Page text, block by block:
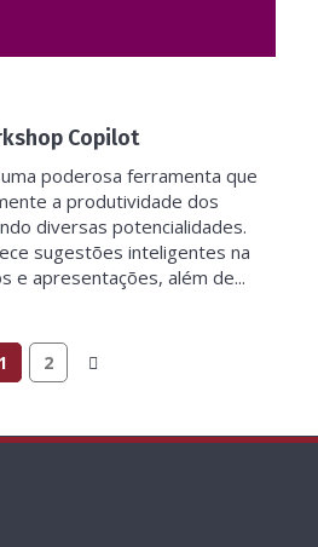
Copilot
poderosa ferramenta que
a produtividade dos
diversas potencialidades.
sugestões inteligentes na
e apresentações, além de...
1 2